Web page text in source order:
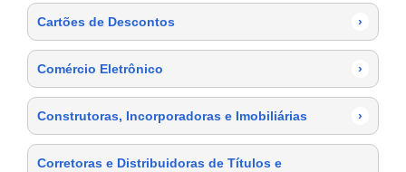
Cartões de Descontos ›
Comércio Eletrônico ›
Construtoras, Incorporadoras e Imobiliárias ›
Corretoras e Distribuidoras de Títulos e